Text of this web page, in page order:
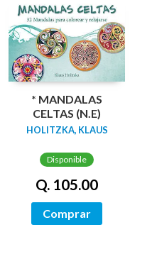
* MANDALAS
CELTAS (N.E)
HOLITZKA, KLAUS
Disponible
Q. 105.00
Comprar